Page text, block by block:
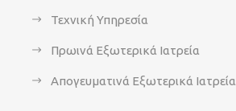
Τεχνική Υπηρεσία
Πρωινά Εξωτερικά Ιατρεία
Απογευματινά Εξωτερικά Ιατρεία